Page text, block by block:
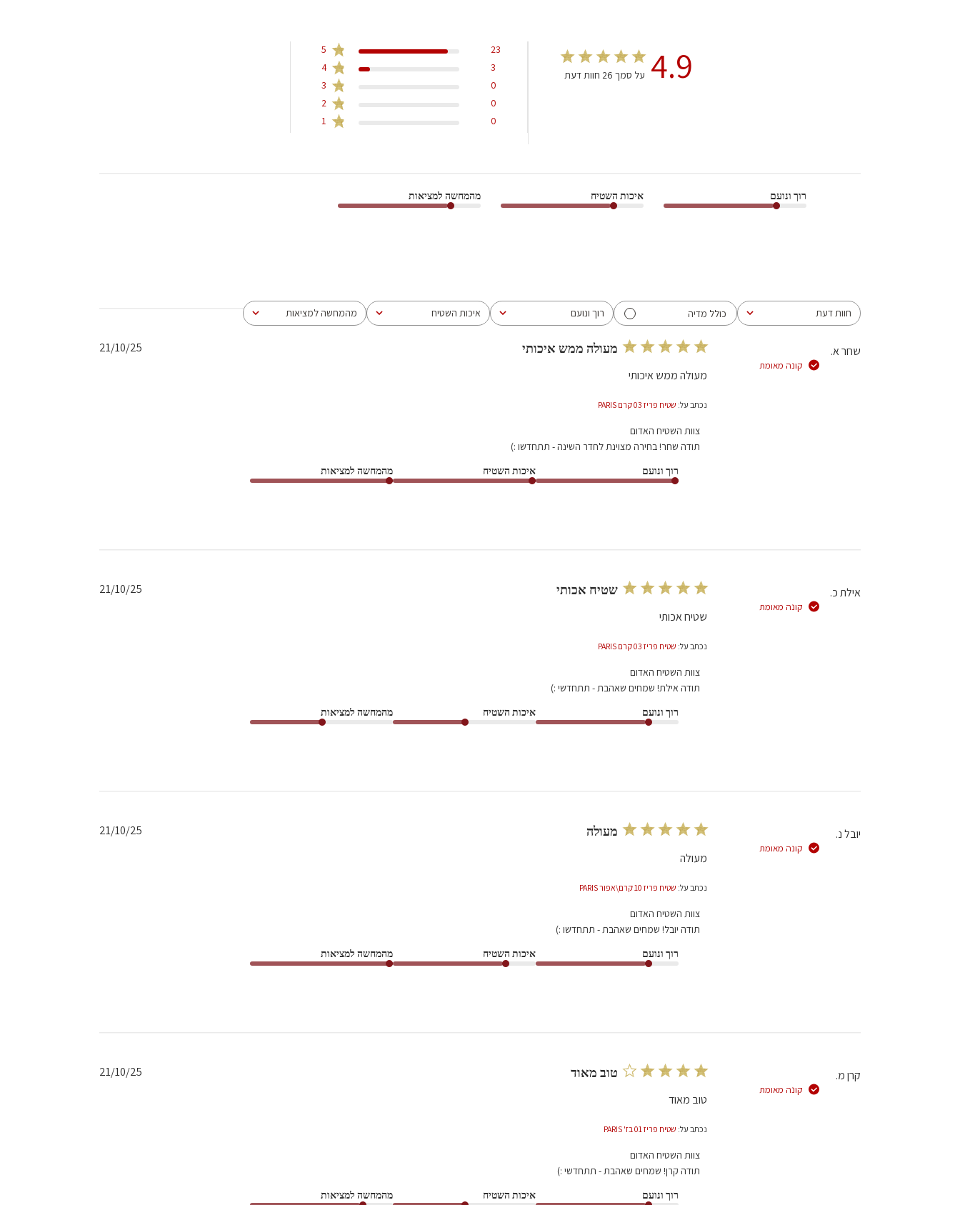
4.9 על סמך 26 חוות דעת
5
23
4
3
3
0
2
0
1
0
רוך ונועם איכות השטיח מהמחשה למציאות
חוות דעת
כל חוות הדעת כולל מדיה רוך ונועם
הכל איכות השטיח
הכל מהמחשה למציאות
הכל
שחר א.
קונה מאומת
מעולה ממש איכותי
מעולה ממש איכותי
נכתב על: שטיח פריז 03 קרם PARIS
הערות
של
בתאריך
Wed
22
צוות השטיח האדום
תודה שחר! בחירה מצוינת לחדר השינה - תתחדשו :)
רוך ונועם
איכות השטיח מהמחשה למציאות
תאריך21/10/25
אילת כ.
קונה מאומת
שטיח אכותי
שטיח אכותי
נכתב על: שטיח פריז 03 קרם PARIS
הערות
של
בתאריך
Wed
22
צוות השטיח האדום
תודה אילת! שמחים שאהבת - תתחדשי :)
רוך ונועם
איכות השטיח מהמחשה למציאות
תאריך21/10/25
יובל נ.
קונה מאומת
מעולה
מעולה
נכתב על: שטיח פריז 10 קרם\אפור PARIS
הערות
של
בתאריך
Wed
22
צוות השטיח האדום
תודה יובל! שמחים שאהבת - תתחדשו :)
רוך ונועם
איכות השטיח מהמחשה למציאות
תאריך21/10/25
קרן מ.
קונה מאומת
טוב מאוד
טוב מאוד
נכתב על: שטיח פריז 01 בז' PARIS
הערות
של
צוות השטיח האדום
תודה קרן! שמחים שאהבת - תתחדשי :)
רוך ונועם
איכות השטיח מהמחשה למציאות
תאריך21/10/25